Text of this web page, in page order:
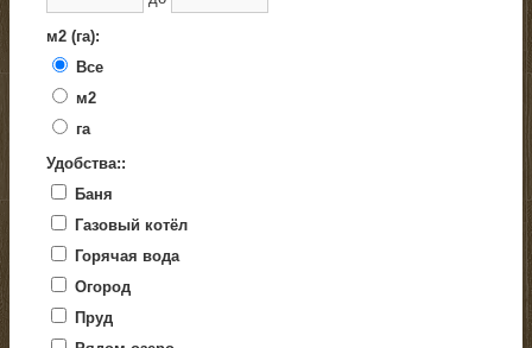
м2 (га):
Все
м2
га
Удобства::
Баня
Газовый котёл
Горячая вода
Огород
Пруд